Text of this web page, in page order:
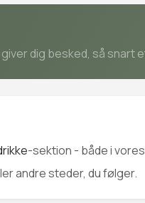
dig besked, så snart
-sektion - både i
andre steder, du følger.